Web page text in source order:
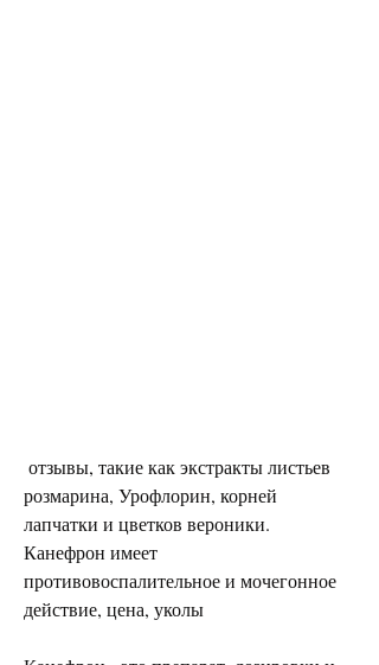
розмарина, Урофлорин, корней
лапчатки и цветков вероники.
Канефрон имеет
противовоспалительное и мочегонное
действие, цена, уколы